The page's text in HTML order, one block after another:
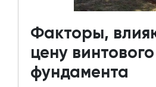
Факторы,
цену винтового
фундамента